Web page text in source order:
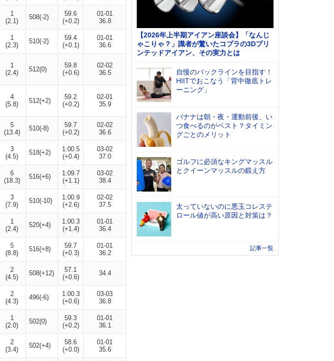
1
(2.1)
508(-2)
59.6
(+0.2)
01-01
36.8
1
(2.3)
510(-2)
59.4
(+0.1)
01-01
36.6
1
(2.4)
512(0)
59.8
(+0.6)
02-02
36.5
4
(5.8)
512(+2)
59.2
(+0.2)
02-01
35.9
5
(13.4)
510(-8)
59.7
(+0.2)
02-02
36.6
3
(4.5)
518(+2)
1:00.5
(+0.4)
03-02
37.0
6
(18.3)
516(+6)
1:09.7
(+1.1)
03-02
38.4
3
(7.9)
510(-10)
1:00.9
(+2.6)
02-02
37.5
1
(2.4)
520(+4)
1:00.3
(+1.4)
01-01
36.4
5
(8.8)
516(+8)
59.7
(+0.3)
01-01
36.2
2
(4.5)
508(+12)
57.1
(+0.6)
34.4
2
(4.3)
496(-6)
1:00.3
(+0.6)
03-03
36.8
1
(2.0)
502(0)
59.3
(+0.2)
01-01
36.1
2
(3.4)
502(+4)
58.6
(+0.0)
01-01
35.6
【2026年上半期アイアン座談会】「なんじ
ゃこりゃ？」識者が驚いたコブラの3Dプリ
ンテッドアイアン、その実力とは
自慢のバックラインを目指す！
HIITでおこなう「背中徹底トレ
ーニング」
バナナは朝・夜・運動前後、い
つ食べるのがベスト？タイミン
グごとのメリット
ゴルフに必須なキングマッスル
とクイーンマッスルの鍛え方
太っていないのに悪玉コレステ
ロール値が高い原因と対策は？
記事一覧